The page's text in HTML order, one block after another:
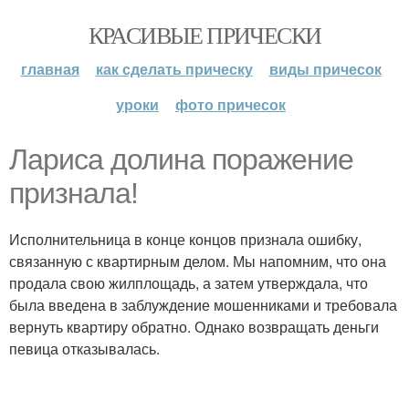
КРАСИВЫЕ ПРИЧЕСКИ
главная как сделать прическу
виды причесок
уроки
фото причесок
Лариса долина поражение
признала!
Исполнительница в конце концов признала ошибку,
связанную с квартирным делом. Мы напомним, что она
продала свою жилплощадь, а затем утверждала, что
была введена в заблуждение мошенниками и требовала
вернуть квартиру обратно. Однако возвращать деньги
певица отказывалась.